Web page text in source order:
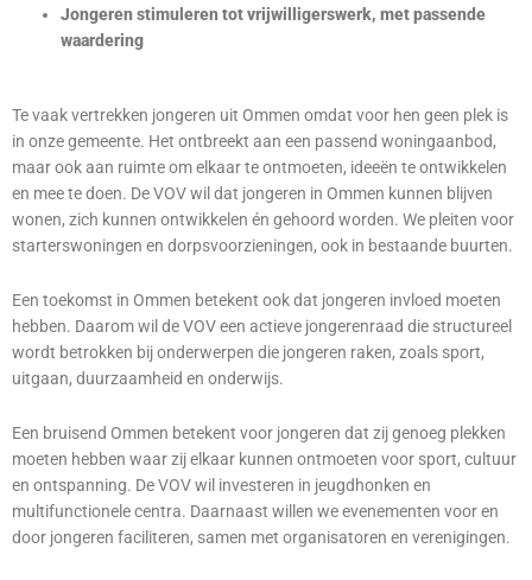
Jongeren stimuleren tot vrijwilligerswerk, met passende
waardering
Te vaak vertrekken jongeren uit Ommen omdat voor hen geen plek is
in onze gemeente. Het ontbreekt aan een passend woningaanbod,
maar ook aan ruimte om elkaar te ontmoeten, ideeën te ontwikkelen
en mee te doen. De VOV wil dat jongeren in Ommen kunnen blijven
wonen, zich kunnen ontwikkelen én gehoord worden. We pleiten voor
starterswoningen en dorpsvoorzieningen, ook in bestaande buurten.
Een toekomst in Ommen betekent ook dat jongeren invloed moeten
hebben. Daarom wil de VOV een actieve jongerenraad die structureel
wordt betrokken bij onderwerpen die jongeren raken, zoals sport,
uitgaan, duurzaamheid en onderwijs.
Een bruisend Ommen betekent voor jongeren dat zij genoeg plekken
moeten hebben waar zij elkaar kunnen ontmoeten voor sport, cultuur
en ontspanning. De VOV wil investeren in jeugdhonken en
multifunctionele centra. Daarnaast willen we evenementen voor en
door jongeren faciliteren, samen met organisatoren en verenigingen.